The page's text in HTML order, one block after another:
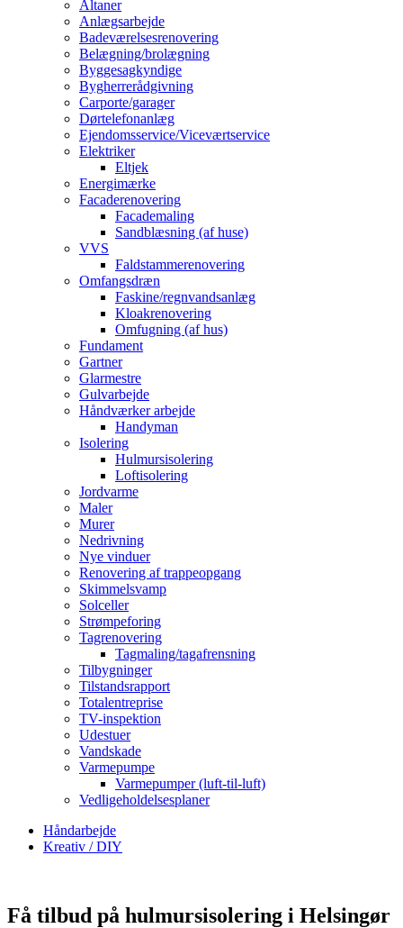
Altaner
Anlægsarbejde
Badeværelsesrenovering
Belægning/brolægning
Byggesagkyndige
Bygherrerådgivning
Carporte/garager
Dørtelefonanlæg
Ejendomsservice/Viceværtservice
Elektriker
Eltjek
Energimærke
Facaderenovering
Facademaling
Sandblæsning (af huse)
VVS
Faldstammerenovering
Omfangsdræn
Faskine/regnvandsanlæg
Kloakrenovering
Omfugning (af hus)
Fundament
Gartner
Glarmestre
Gulvarbejde
Håndværker arbejde
Handyman
Isolering
Hulmursisolering
Loftisolering
Jordvarme
Maler
Murer
Nedrivning
Nye vinduer
Renovering af trappeopgang
Skimmelsvamp
Solceller
Strømpeforing
Tagrenovering
Tagmaling/tagafrensning
Tilbygninger
Tilstandsrapport
Totalentreprise
TV-inspektion
Udestuer
Vandskade
Varmepumpe
Varmepumper (luft-til-luft)
Vedligeholdelsesplaner
Håndarbejde
Kreativ / DIY
Få tilbud på hulmursisolering i Helsingør